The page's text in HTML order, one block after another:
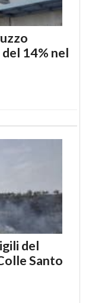
14% nel
del
Santo